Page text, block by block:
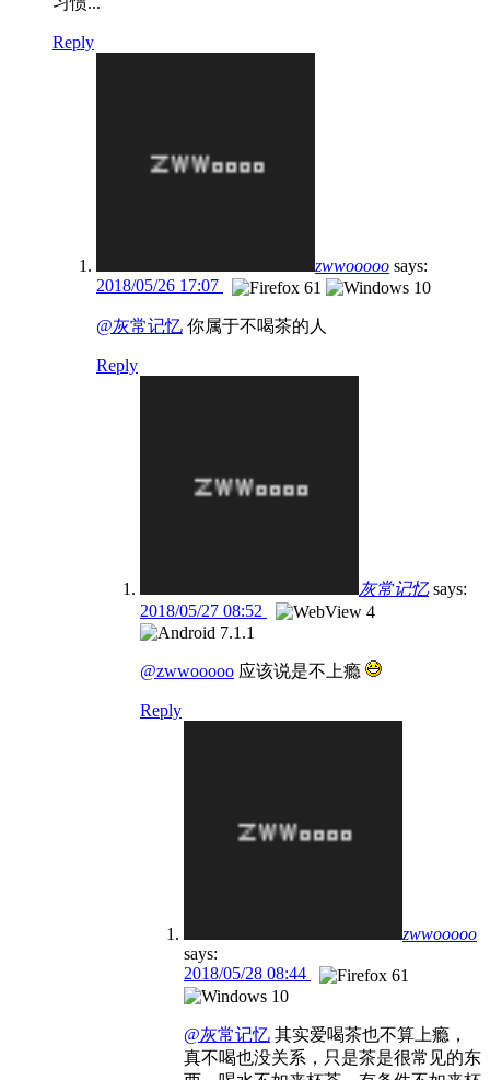
Reply
zwwooooo says:
2018/05/26 17:07
@灰常记忆 你属于不喝茶的人
Reply
灰常记忆 says:
2018/05/27 08:52
@zwwooooo 应该说是不上瘾
Reply
zwwooooo
says:
2018/05/28 08:44
@灰常记忆 其实爱喝茶也不算上瘾，
真不喝也没关系，只是茶是很常见的东